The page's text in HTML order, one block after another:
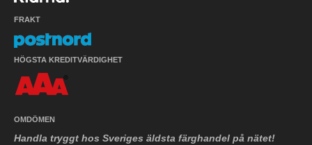
FRAKT
HÖGSTA KREDITVÄRDIGHET
OMDÖMEN
Handla tryggt hos Sveriges äldsta färghandel på nätet!